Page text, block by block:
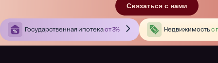
Связаться с нами
Государственная ипотекаот 3% Недвижимостьс